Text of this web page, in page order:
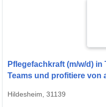
Pflegefachkraft (m/w/d) in
Teams und profitiere von
Hildesheim, 31139